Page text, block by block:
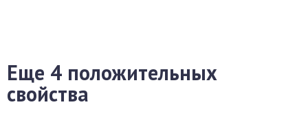
Еще 4 положительных
свойства